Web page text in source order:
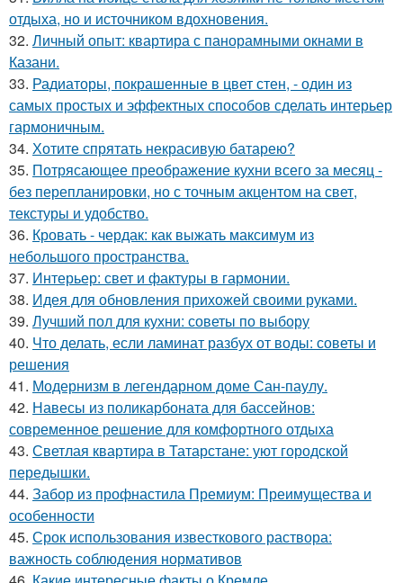
отдыха, но и источником вдохновения.
32. Личный опыт: квартира с панорамными окнами в
Казани.
33. Радиаторы, покрашенные в цвет стен, - один из
самых простых и эффектных способов сделать интерьер
гармоничным.
34. Хотите спрятать некрасивую батарею?
35. Потрясающее преображение кухни всего за месяц -
без перепланировки, но с точным акцентом на свет,
текстуры и удобство.
36. Кровать - чердак: как выжать максимум из
небольшого пространства.
37. Интерьер: свет и фактуры в гармонии.
38. Идея для обновления прихожей своими руками.
39. Лучший пол для кухни: советы по выбору
40. Что делать, если ламинат разбух от воды: советы и
решения
41. Модернизм в легендарном доме Сан-паулу.
42. Навесы из поликарбоната для бассейнов:
современное решение для комфортного отдыха
43. Светлая квартира в Татарстане: уют городской
передышки.
44. Забор из профнастила Премиум: Преимущества и
особенности
45. Срок использования известкового раствора:
важность соблюдения нормативов